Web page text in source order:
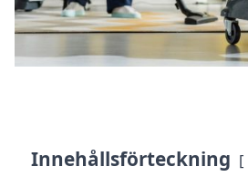
Innehållsförteckning